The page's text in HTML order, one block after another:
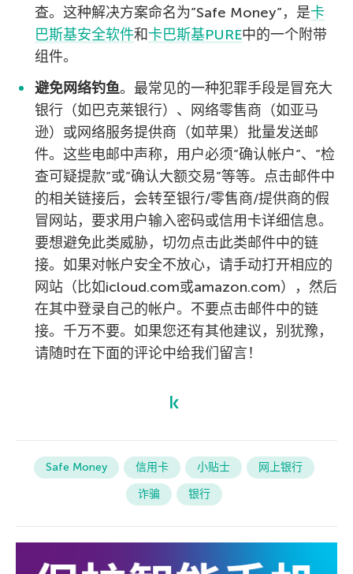
查。这种解决方案命名为”Safe Money”，是卡
巴斯基安全软件和卡巴斯基PURE中的一个附带
组件。
避免网络钓鱼。最常见的一种犯罪手段是冒充大
银行（如巴克莱银行）、网络零售商（如亚马
逊）或网络服务提供商（如苹果）批量发送邮
件。这些电邮中声称，用户必须”确认帐户”、”检
查可疑提款”或”确认大额交易”等等。点击邮件中
的相关链接后，会转至银行/零售商/提供商的假
冒网站，要求用户输入密码或信用卡详细信息。
要想避免此类威胁，切勿点击此类邮件中的链
接。如果对帐户安全不放心，请手动打开相应的
网站（比如icloud.com或amazon.com），然后
在其中登录自己的帐户。不要点击邮件中的链
接。千万不要。如果您还有其他建议，别犹豫，
请随时在下面的评论中给我们留言！
Safe Money 信用卡 小贴士
网上银行
诈骗
银行